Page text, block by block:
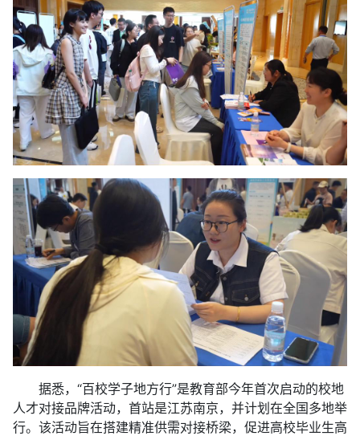
据悉，“百校学子地方行”是教育部今年首次启动的校地
人才对接品牌活动，首站是江苏南京，并计划在全国多地举
行。该活动旨在搭建精准供需对接桥梁，促进高校毕业生高